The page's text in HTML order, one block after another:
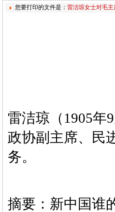
您要打印的文件是： 雷洁琼女士对毛
雷洁琼（1905年
政协副主席、民
务。
摘要：新中国谁